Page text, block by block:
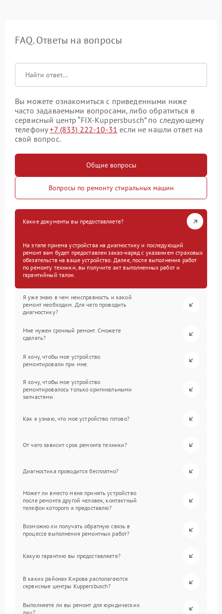
FAQ. Ответы на вопросы
Вы можете ознакомиться с приведенными ниже
часто задаваемыми вопросами, либо обратиться в
сервисный центр “FIX-Kuppersbusch” по следующему
телефону+7 (833) 222-10-31 если не нашли ответ на
свой вопрос.
Общие вопросы
Вопросы по ремонту стиральных машин
Какие документы вы предоставляете?
На этапе приема устройства на диагностику и последующий
ремонт вам будет предоставлен заказ-наряд с указанием страховых
обязательств на ваше устройство. Далее, после выполнения работ
по ремонту техники, вы получите акт выполненных работ и
гарантийный талон.
Я уже знаю в чем неисправность и какой
ремонт необходим. Для чего проводить
диагностику?
Мне нужен срочный ремонт. Сможете
сделать?
Я хочу, чтобы мое устройство
ремонтировали при мне.
Я хочу, чтобы мое устройство
ремонтировалось только оригинальными
запчастями.
Как я узнаю, что мое устройство готово?
От чего зависит срок ремонта техники?
Диагностика проводится бесплатно?
Может ли вместо меня принять устройство
после ремонта другой человек, контактный
телефон которого я предоставлю?
Возможно ли получать обратную связь в
процессе выполнения ремонтных работ?
Какую гарантию вы предоставляете?
В каких районах Кирова располагаются
сервисные центры Kuppersbusch?
Выполняете ли вы ремонт для юридических
лиц?